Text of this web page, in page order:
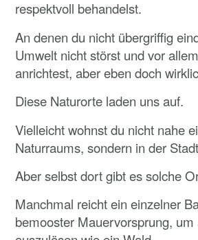
respektvoll behandelst.
An denen du nicht übergriffig
Umwelt nicht störst und vor
anrichtest, aber eben doch
Diese Naturorte laden uns auf.
Vielleicht wohnst du nicht nahe
Naturraums, sondern in der
Aber selbst dort gibt es solche
Manchmal reicht ein einzelner
bemooster Mauervorsprung,